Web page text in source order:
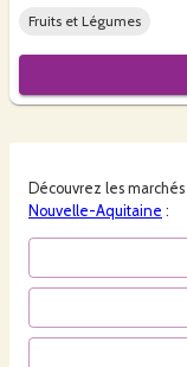
Fruits et Légumes
Découvrez les marchés
Nouvelle-Aquitaine :